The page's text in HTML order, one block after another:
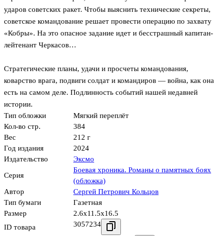
ударов советских ракет. Чтобы выяснить технические секреты,
советское командование решает провести операцию по захвату
«Кобры». На это опасное задание идет и бесстрашный капитан-
лейтенант Черкасов…
Стратегические планы, удачи и просчеты командования,
коварство врага, подвиги солдат и командиров — война, как она
есть на самом деле. Подлинность событий нашей недавней
истории.
Тип обложки
Мягкий переплёт
Кол-во стр.
384
Вес
212 г
Год издания
2024
Издательство
Эксмо
Серия
Боевая хроника. Романы о памятных боях
(обложка)
Автор
Сергей Петрович Кольцов
Тип бумаги
Газетная
Размер
2.6x11.5x16.5
ID товара
3057234